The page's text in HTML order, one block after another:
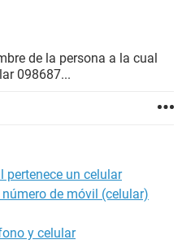
de la persona a la cual
098687...
pertenece un celular
de móvil (celular)
y celular